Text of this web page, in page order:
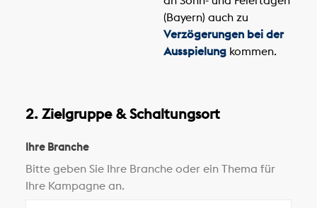
(Bayern) auch zu
Verzögerungen bei der
Ausspielungkommen.
2. Zielgruppe & Schaltungsort
Ihre Branche
Bitte geben Sie Ihre Branche oder ein Thema für
Ihre Kampagne an.